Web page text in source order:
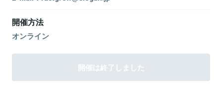
開催方法
オンライン
開催は終了しました